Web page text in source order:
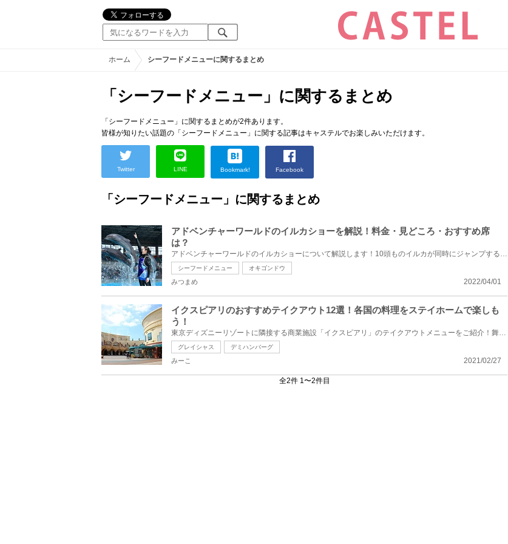
ホーム シーフードメニューに関するまとめ
「シーフードメニュー」に関するまとめ
「シーフードメニュー」に関するまとめが2件あります。
皆様が知りたい話題の「シーフードメニュー」に関する記事はキャステルでお楽しみいただけます。
Twitter LINE Bookmark! Facebook
「シーフードメニュー」に関するまとめ
アドベンチャーワールドのイルカショーを解説！料金・見どころ・おすすめ席
は？
アドベンチャーワールドのイルカショーについて解説します！10頭ものイルカが同時にジャンプする日本屈...
シーフードメニュー オキゴンドウ
2022/04/01
みつまめ
イクスピアリのおすすめテイクアウト12選！各国の料理をステイホームで楽しも
う！
東京ディズニーリゾートに隣接する商業施設「イクスピアリ」のテイクアウトメニューをご紹介！舞浜駅か...
グレイシャス デミハンバーグ
2021/02/27
みーこ
全2件 1〜2件目